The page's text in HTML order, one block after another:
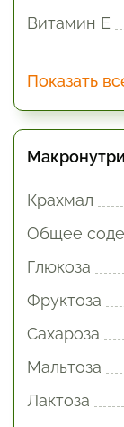
Витамин E
Показать
Крахмал
Общее
Глюкоза
Фруктоза
Сахароза
Мальтоза
Лактоза